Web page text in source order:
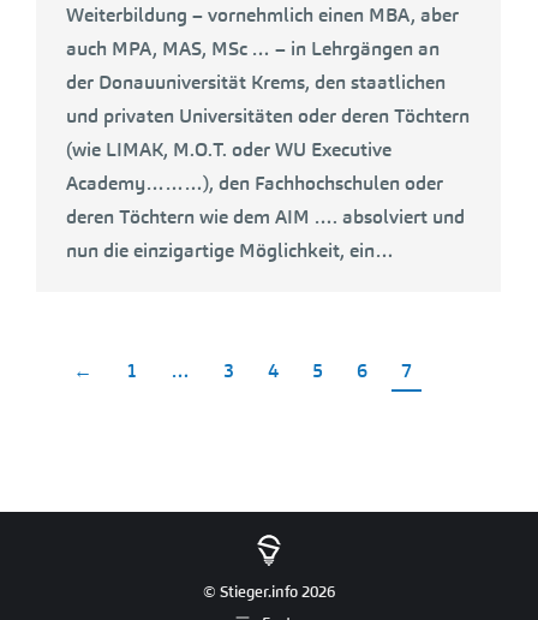
Weiterbildung – vornehmlich einen MBA, aber
auch MPA, MAS, MSc … – in Lehrgängen an
der Donauuniversität Krems, den staatlichen
und privaten Universitäten oder deren Töchtern
(wie LIMAK, M.O.T. oder WU Executive
Academy………), den Fachhochschulen oder
deren Töchtern wie dem AIM …. absolviert und
nun die einzigartige Möglichkeit, ein…
← 1 … 3 4 5 6 7
© Stieger.info 2026